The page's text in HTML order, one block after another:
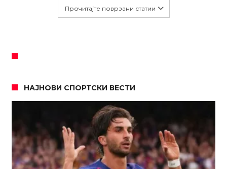
Прочитајте поврзани статии
НАЈНОВИ СПОРТСКИ ВЕСТИ